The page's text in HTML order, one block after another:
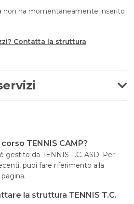
non ha momentaneamente inserito
Contatta la struttura
TENNIS CAMP?
gestito da TENNIS T.C. ASD. Per
puoi fare riferimento alla
la struttura TENNIS T.C.